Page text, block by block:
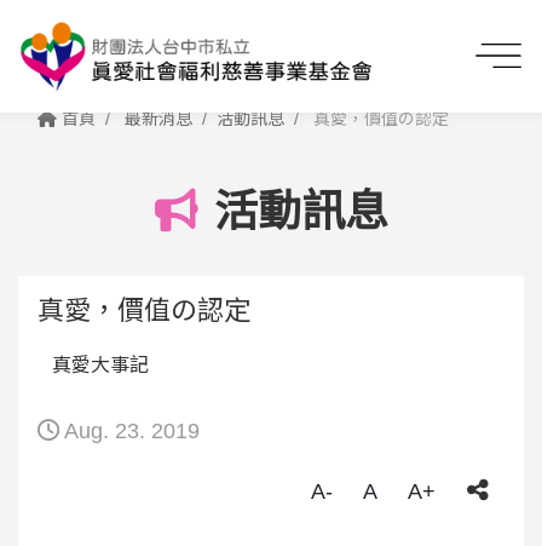
首頁 最新消息 活動訊息 真愛，價值の認定
活動訊息
真愛，價值の認定
真愛大事記
Aug. 23. 2019
A- A A+